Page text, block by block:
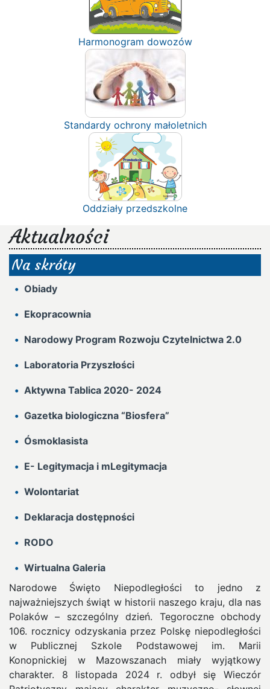
Harmonogram dowozów
Standardy ochrony małoletnich
Oddziały przedszkolne
Aktualności
Na skróty
Obiady
Ekopracownia
Narodowy Program Rozwoju Czytelnictwa 2.0
Laboratoria Przyszłości
Aktywna Tablica 2020- 2024
Gazetka biologiczna “Biosfera”
Ósmoklasista
E- Legitymacja i mLegitymacja
Wolontariat
Deklaracja dostępności
RODO
Wirtualna Galeria
Narodowe Święto Niepodległości to jedno z
najważniejszych świąt w historii naszego kraju, dla nas
Polaków – szczególny dzień. Tegoroczne obchody
106. rocznicy odzyskania przez Polskę niepodległości
w Publicznej Szkole Podstawowej im. Marii
Konopnickiej w Mazowszanach miały wyjątkowy
charakter. 8 listopada 2024 r. odbył się Wieczór